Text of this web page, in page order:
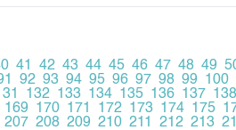
41 42 43 44 45 46 47 48 49
92 93 94 95 96 97 98 99 100
132 133 134 135 136 137 138
169 170 171 172 173 174 175
207 208 209 210 211 212 213